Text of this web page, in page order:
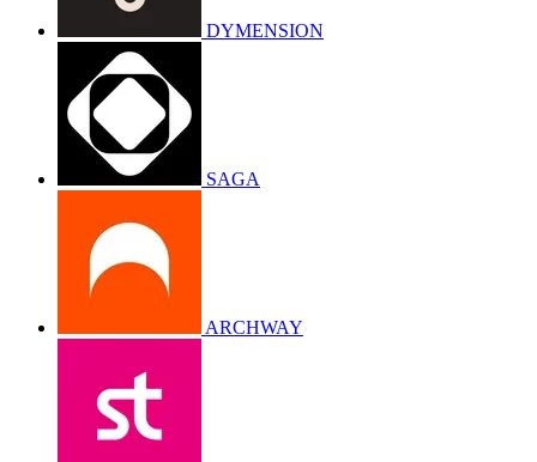
DYMENSION
SAGA
ARCHWAY